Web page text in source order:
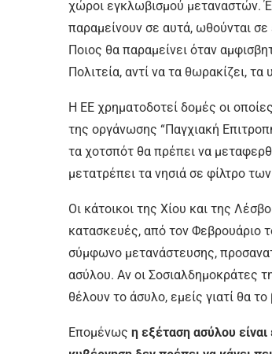
χώροι εγκλωβισμού μεταναστών.
παραμείνουν σε αυτά, ωθούνται
Ποιος θα παραμείνει όταν
Πολιτεία, αντί να τα θωρακίζει, τα
Η ΕΕ χρηματοδοτεί δομές οι
της οργάνωσης “Παγχιακή
τα χοτσπότ θα πρέπει να
μετατρέπει τα νησιά σε φίλτρο
Οι κάτοικοι της Χίου και της
κατασκευές, από τον Φεβρουάριο
σύμφωνο μετανάστευσης,
ασύλου. Αν οι Σοσιαλδημοκράτες
θέλουν το άσυλο, εμείς γιατί θα το
Επομένως η εξέταση ασύλου